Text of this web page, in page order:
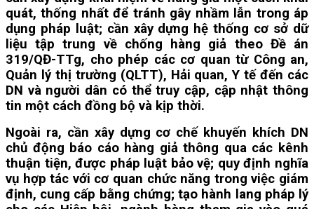
quát, thống nhất để tránh gây nhầm lẫn trong áp
dụng pháp luật; cần xây dựng hệ thống cơ sở dữ
liệu tập trung về chống hàng giả theo Đề án
319/QĐ-TTg, cho phép các cơ quan từ Công an,
Quản lý thị trường (QLTT), Hải quan, Y tế đến các
DN và người dân có thể truy cập, cập nhật thông
tin một cách đồng bộ và kịp thời.
Ngoài ra, cần xây dựng cơ chế khuyến khích DN
chủ động báo cáo hàng giả thông qua các kênh
thuận tiện, được pháp luật bảo vệ; quy định nghĩa
vụ hợp tác với cơ quan chức năng trong việc giám
định, cung cấp bằng chứng; tạo hành lang pháp lý